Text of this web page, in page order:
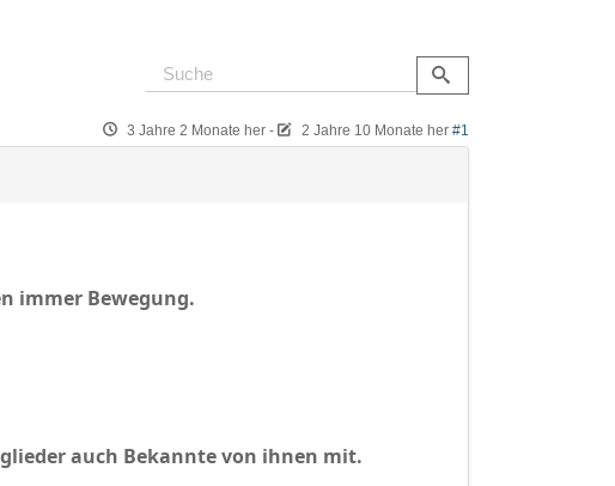
3 Jahre 2 Monate her- 2 Jahre 10 Monate her #1
immer Bewegung.
auch Bekannte von ihnen mit.